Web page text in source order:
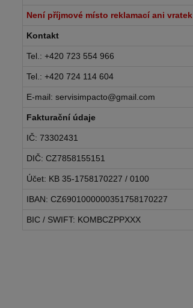
Není příjmové místo reklamací ani vratek
Kontakt
Tel.: +420 723 554 966
Tel.: +420 724 114 604
E-mail: servisimpacto@gmail.com
Fakturační údaje
IČ: 73302431
DIČ: CZ7858155151
Účet: KB 35-1758170227 / 0100
IBAN: CZ6901000000351758170227
BIC / SWIFT: KOMBCZPPXXX